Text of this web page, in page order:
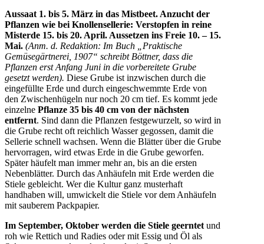
Aussaat 1. bis 5. März in das Mistbeet. Anzucht der
Pflanzen wie bei Knollensellerie: Verstopfen in reine
Misterde 15. bis 20. April. Aussetzen ins Freie 10. – 15.
Mai. (Anm. d. Redaktion: Im Buch „Praktische
Gemüsegärtnerei, 1907“ schreibt Böttner, dass die
Pflanzen erst Anfang Juni in die vorbereitete Grube
gesetzt werden). Diese Grube ist inzwischen durch die
eingefüllte Erde und durch eingeschwemmte Erde von
den Zwischenhügeln nur noch 20 cm tief. Es kommt jede
einzelne Pflanze 35 bis 40 cm von der nächsten
entfernt. Sind dann die Pflanzen festgewurzelt, so wird in
die Grube recht oft reichlich Wasser gegossen, damit die
Sellerie schnell wachsen. Wenn die Blätter über die Grube
hervorragen, wird etwas Erde in die Grube geworfen.
Später häufelt man immer mehr an, bis an die ersten
Nebenblätter. Durch das Anhäufeln mit Erde werden die
Stiele gebleicht. Wer die Kultur ganz musterhaft
handhaben will, umwickelt die Stiele vor dem Anhäufeln
mit sauberem Packpapier.
Im September, Oktober werden die Stiele geerntet und
roh wie Rettich und Radies oder mit Essig und Öl als